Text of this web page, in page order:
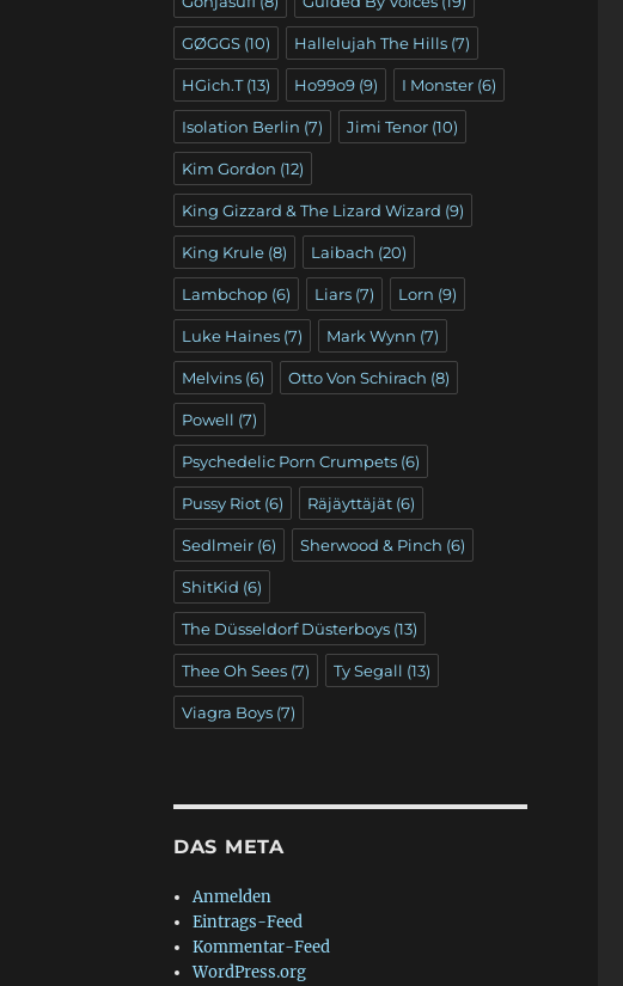
GØGGS(10) Hallelujah The Hills(7)
HGich.T(13) Ho99o9(9) I Monster(6)
Isolation Berlin (7) Jimi Tenor(10)
Kim Gordon (12)
King Gizzard & The Lizard Wizard (9)
King Krule(8) Laibach (20)
Lambchop(6) Liars(7) Lorn (9)
Luke Haines(7) Mark Wynn (7)
Melvins(6) Otto Von Schirach (8)
Powell (7)
Psychedelic Porn Crumpets(6)
Pussy Riot(6) Räjäyttäjät(6)
Sedlmeir(6) Sherwood & Pinch (6)
ShitKid (6)
The Düsseldorf Düsterboys(13)
Thee Oh Sees(7) Ty Segall (13)
Viagra Boys(7)
DAS META
Anmelden
Eintrags-Feed
Kommentar-Feed
WordPress.org